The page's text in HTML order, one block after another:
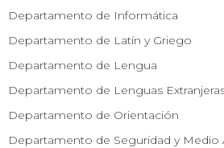
Departamento de Informática
Departamento de Latín y Griego
Departamento de Lengua
Departamento de Lenguas
Departamento de Orientación
Departamento de Seguridad y Medio